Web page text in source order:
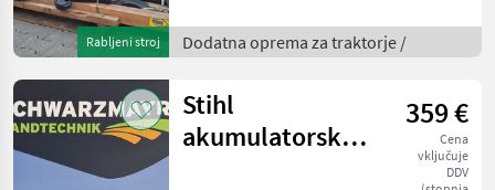
Rabljeni stroj
(ozka roka) Prodajna ekipa
podjetja Schwarzmayr vam
Dodatna oprema za traktorje /
Stihl
akumulatorske
359 €
Cena
vključuje
DDV